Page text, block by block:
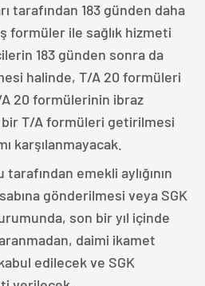
tarafından 183 günden daha
formüler ile sağlık hizmeti
183 günden sonra da
halinde, T/A 20 formüleri
20 formülerinin ibraz
T/A formüleri getirilmesi
karşılanmayacak.
emekli aylığının
gönderilmesi veya SGK
son bir yıl içinde
daimi ikamet
edilecek ve SGK